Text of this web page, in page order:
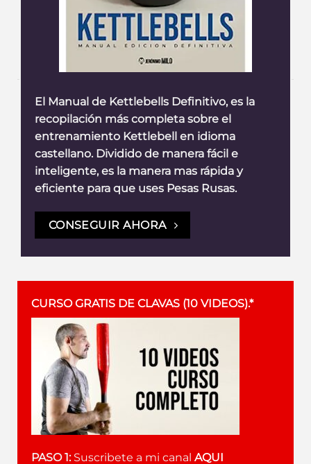
El Manual de Kettlebells Definitivo, es la
recopilación más completa sobre el
entrenamiento Kettlebell en idioma
castellano. Dividido de manera fácil e
inteligente, es la manera mas rápida y
eficiente para que uses Pesas Rusas.
CONSEGUIR AHORA
CURSO GRATIS DE CLAVAS (10 VIDEOS).*
PASO 1:Suscribete a mi canal AQUI